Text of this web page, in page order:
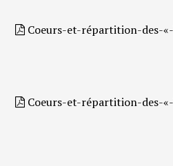
Coeurs-et-répartition-des-
Coeurs-et-répartition-des-